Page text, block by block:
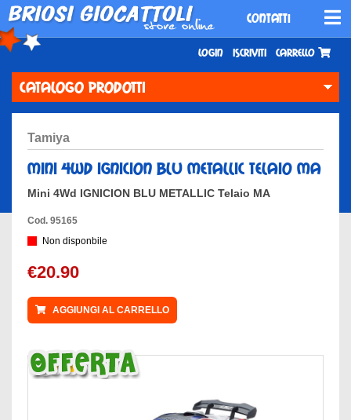
CONTATTI
CATALOGO PRODOTTI
Login Iscriviti Carrello
tamiya
mini 4wd ignicion blu metallic telaio ma
Mini 4Wd IGNICION BLU METALLIC Telaio MA
Cod. 95165
Non disponbile
€20.90
AGGIUNGI AL CARRELLO